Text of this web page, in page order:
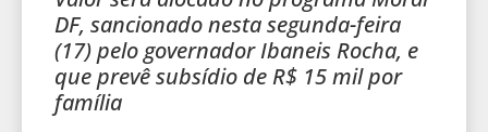
DF, sancionado nesta segunda-feira
(17) pelo governador Ibaneis Rocha, e
que prevê subsídio de R$ 15 mil por
família